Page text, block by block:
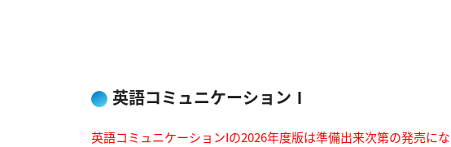
英語コミュニケーションⅠ
英語コミュニケーションIの2026年度版は準備出来次第の発売にな